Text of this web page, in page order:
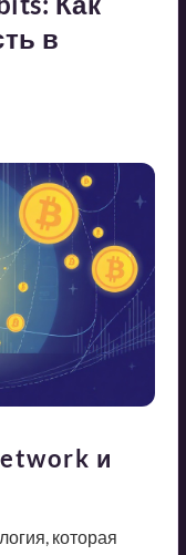
в
и
которая